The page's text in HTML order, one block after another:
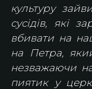
культуру
сусідів, які
вбивати на
на Петра,
незважаючи
пиятик у